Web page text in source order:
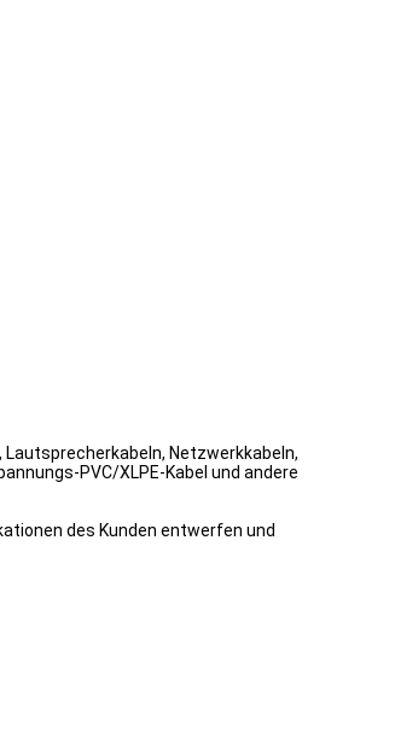
Netzwerkkabeln,
PVC/XLPE-Kabel und andere
des Kunden entwerfen und